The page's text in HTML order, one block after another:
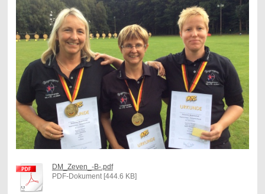
DM_Zeven_-B-.pdf
PDF-Dokument [444.6 KB]